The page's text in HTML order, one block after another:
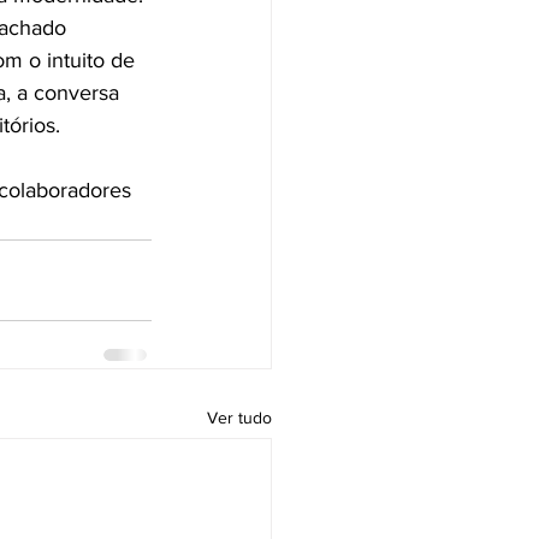
o intuito de
a conversa
Ver tudo